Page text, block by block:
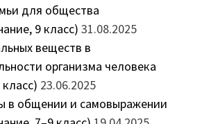
для общества
9 класс) 31.08.2025
веществ в
организма человека
23.06.2025
в общении и самовыражении